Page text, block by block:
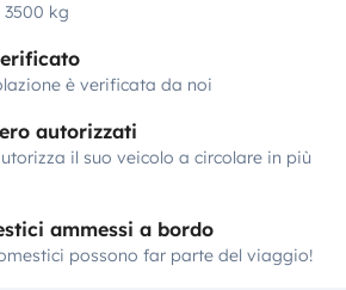
kg
è verificata da noi
autorizzati
il suo veicolo a circolare in più
ammessi a bordo
possono far parte del viaggio!